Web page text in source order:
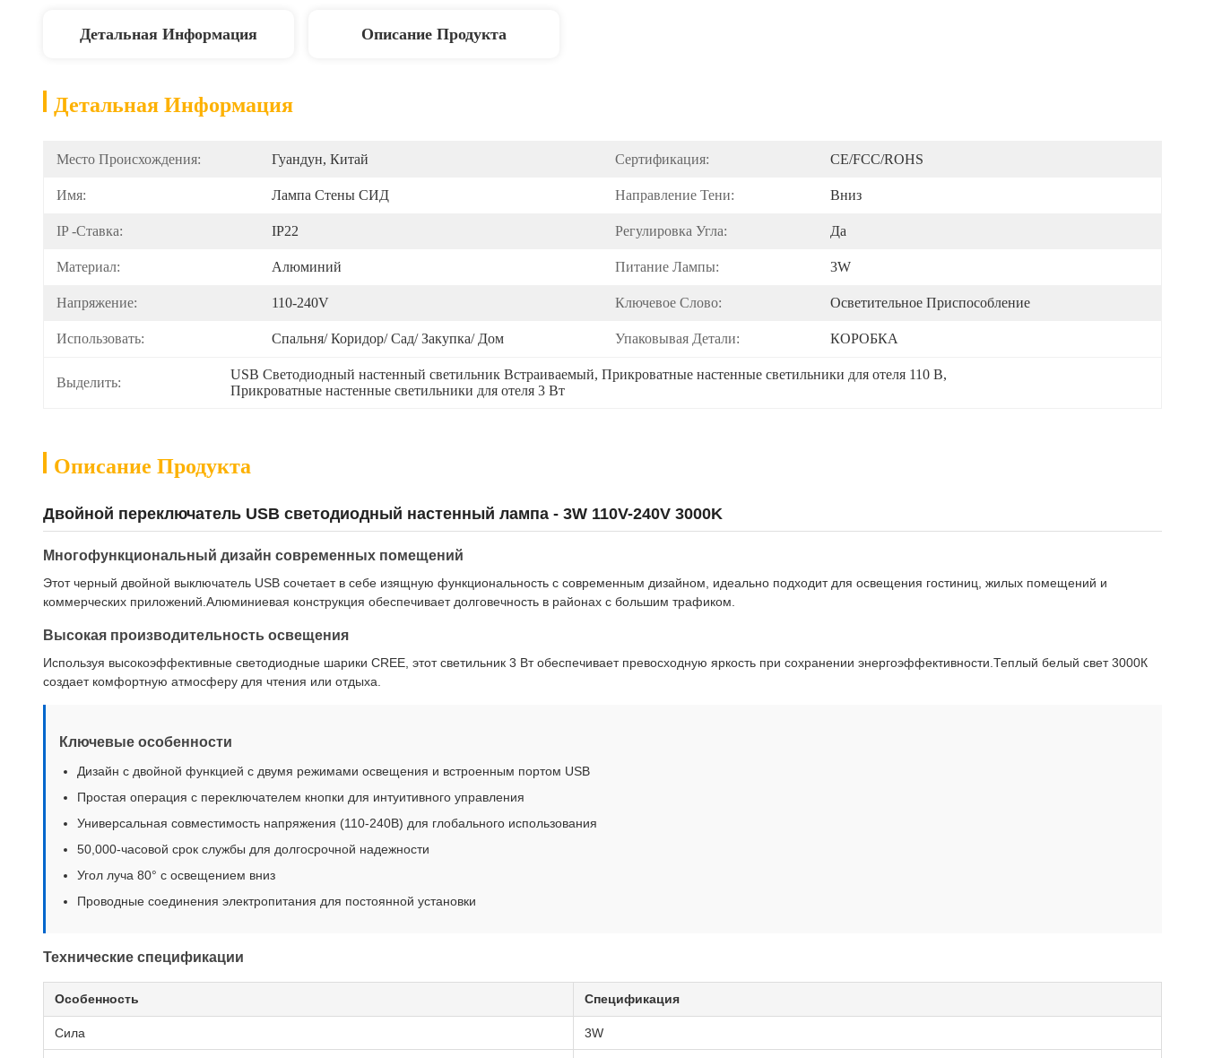
Детальная Информация Описание Продукта
Детальная Информация
Место Происхождения: Гуандун, Китай Сертификация: CE/FCC/ROHS
Имя: Лампа Стены СИД Направление Тени: Вниз
IP -ставка: IP22 Регулировка Угла: Да
Материал: Алюминий Питание Лампы: 3W
Напряжение: 110-240V Ключевое Слово: Осветительное Приспособление
Использовать: Спальня/ Коридор/ Сад/ Закупка/ Дом Упаковывая Детали: КОРОБКА
Выделить:
USB Светодиодный настенный светильник Встраиваемый, Прикроватные настенные светильники для отеля 110 В,
Прикроватные настенные светильники для отеля 3 Вт
Описание Продукта
Двойной переключатель USB светодиодный настенный лампа - 3W 110V-240V 3000K
Многофункциональный дизайн современных помещений
Этот черный двойной выключатель USB сочетает в себе изящную функциональность с современным дизайном, идеально подходит для освещения гостиниц, жилых помещений и
коммерческих приложений.Алюминиевая конструкция обеспечивает долговечность в районах с большим трафиком.
Высокая производительность освещения
Используя высокоэффективные светодиодные шарики CREE, этот светильник 3 Вт обеспечивает превосходную яркость при сохранении энергоэффективности.Теплый белый свет 3000К
создает комфортную атмосферу для чтения или отдыха.
Ключевые особенности
Дизайн с двойной функцией с двумя режимами освещения и встроенным портом USB
Простая операция с переключателем кнопки для интуитивного управления
Универсальная совместимость напряжения (110-240В) для глобального использования
50,000-часовой срок службы для долгосрочной надежности
Угол луча 80° с освещением вниз
Проводные соединения электропитания для постоянной установки
Технические спецификации
Особенность Спецификация
Сила 3W